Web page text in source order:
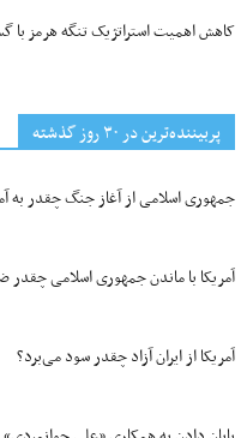
کاهش اهمیت استراتژیک تنگه‌ هرمز با
پربیننده‌ترین‌ در ۳۰ روز گذشته
جمهوری اسلامی از آغاز جنگ چقدر به
آمریکا با ماندن جمهوری اسلامی چقدر
آمریکا از ایران آزاد چقدر سود می‌برد؟